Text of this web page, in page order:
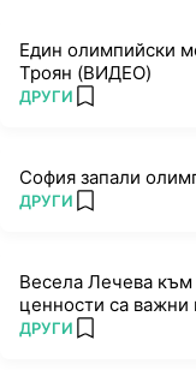
Един олимпийски
Троян (ВИДЕО)
ПОВЕЧЕ ОТ
ДРУГИ add favorites
София запали
ПОВЕЧЕ ОТ
ДРУГИ add favorites
Весела Лечева
ценности са важни
ПОВЕЧЕ ОТ
ДРУГИ add favorites